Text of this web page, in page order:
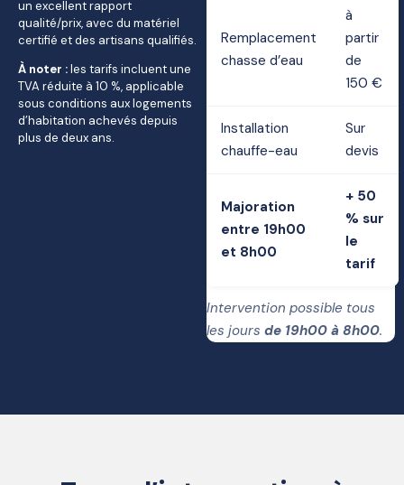
un excellent rapport
qualité/prix, avec du matériel
certifié et des artisans qualifiés.
À noter :les tarifs incluent une
TVA réduite à 10 %, applicable
sous conditions aux logements
d’habitation achevés depuis
plus de deux ans.
Remplacement
chasse d’eau
à
partir
de
150 €
Installation
chauffe-eau
Sur
devis
Majoration
entre 19h00
et 8h00
+ 50
% sur
le
tarif
Intervention possible tous
les joursde 19h00 à 8h00.